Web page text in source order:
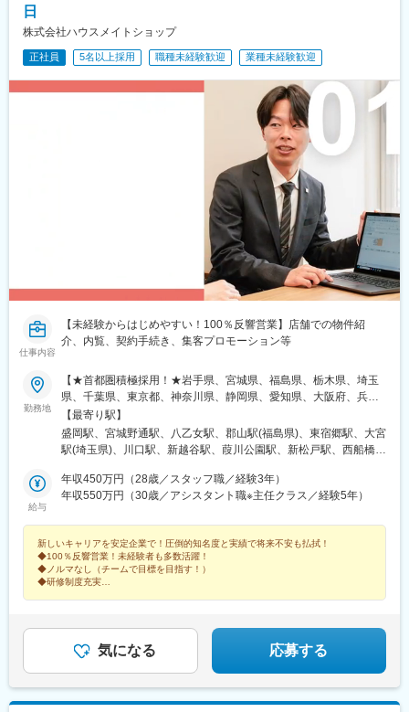
日
株式会社ハウスメイトショップ
正社員 5名以上採用 職種未経験歓迎 業種未経験歓迎
仕事内容
【未経験からはじめやすい！100％反響営業】店舗での物件紹
介、内覧、契約手続き、集客プロモーション等
勤務地
【★首都圏積極採用！★岩手県、宮城県、福島県、栃木県、埼玉
県、千葉県、東京都、神奈川県、静岡県、愛知県、大阪府、兵庫
県、福岡県】の各店舗※ご希望の勤務地を考慮します。■岩手
県 盛岡市■宮城県 仙台市■福島県 郡山市■栃木県
宇都宮市■埼玉県 さいたま市・川口市・越谷市■千葉県 千
浜市・川崎市・相模原市・平塚市など■静岡県 静岡市■愛知
県 名古屋市■大阪府 大阪市・吹田市■兵庫県 神戸市・
HPをご参照ください。〈転勤は当面なし〉※ただし、総合職での
採用となるため、長期的には転居を伴う異動の可能性が有りま
す。
【最寄り駅】
盛岡駅、宮城野通駅、八乙女駅、郡山駅(福島県)、東宿郷駅、大宮
駅(埼玉県)、川口駅、新越谷駅、葭川公園駅、新松戸駅、西船橋
駅、立場駅、たまプラーザ駅、新百合ケ丘駅、平塚駅、大船駅、
静岡駅、伏見駅(愛知県)、本山駅(愛知県)、江坂駅、天神橋筋六丁
葉駅、幸谷駅、京成西船駅、神泉駅、住吉駅(東京都)、越中島駅、
中田駅(神奈川県)、富士見町駅(神奈川県)、丸の内駅(愛知県)、天
満駅、大阪難波駅、神戸三宮駅(阪急・神戸高速)、香椎駅、箱崎九
大前駅、仙台駅、千葉中央駅、国際センター駅、中崎町駅、なん
給与
年収450万円（28歳／スタッフ職／経験3年）
年収550万円（30歳／アシスタント職※主任クラス／経験5年）
新しいキャリアを安定企業で！圧倒的知名度と実績で将来不安も払拭！
◆100％反響営業！未経験者も多数活躍！
◆ノルマなし（チームで目標を目指す！）
◆研修制度充実
気になる 応募する